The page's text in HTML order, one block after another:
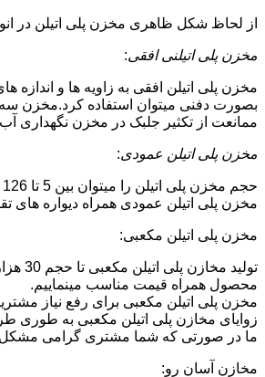
از لحاظ شکل ظاهری مخزن پلی اتیلن در
مخزن پلی اتیلنی افقی:
مخزن پلی اتیلن افقی به زاویه ها و اندازه
بصورت دفنی میتوان استفاده کرد.مخزن سه
ممانعت از تکثیر جلبک در مخزن نگهداری
مخزن پلی اتیلن عمودی:
حجم مخزن پلی اتیلن را میتوان بین 5 تا 126 مترمکعب (5 هزار لیتر تا 126 هزار لیتر) در نظر گرفت.در انواع تک لایه،دولایه و سه لایه که قابل تولید می باشد.
مخزن پلی اتیلن عمودی همراه دیواره های
مخزن پلی اتیلن مکعبی:
محصول همراه قیمت مناسب مینماییم.
مخزن پلی اتیلن مکعبی برای رفع نیاز
زوایای مخازن پلی اتیلن مکعبی به طوری
ما در صورتی که شما مشتری گرامی مشکل
مخازن آسان رو: